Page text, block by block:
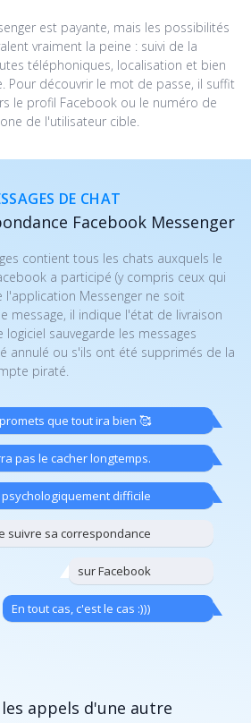
est payante, mais les possibilités
vraiment la peine : suivi de la
téléphoniques, localisation et bien
Pour découvrir le mot de passe, il suffit
le profil Facebook ou le numéro de
de l'utilisateur cible.
DE CHAT
Facebook Messenger
contient tous les chats auxquels le
a participé (y compris ceux qui
l'application Messenger ne soit
message, il indique l'état de livraison
logiciel sauvegarde les messages
annulé ou s'ils ont été supprimés de la
piraté.
que tout ira bien 🥰
pas le cacher longtemps.
psychologiquement difficile
suivre sa correspondance
sur Facebook
En tout cas, c'est le cas :)))
appels d'une autre